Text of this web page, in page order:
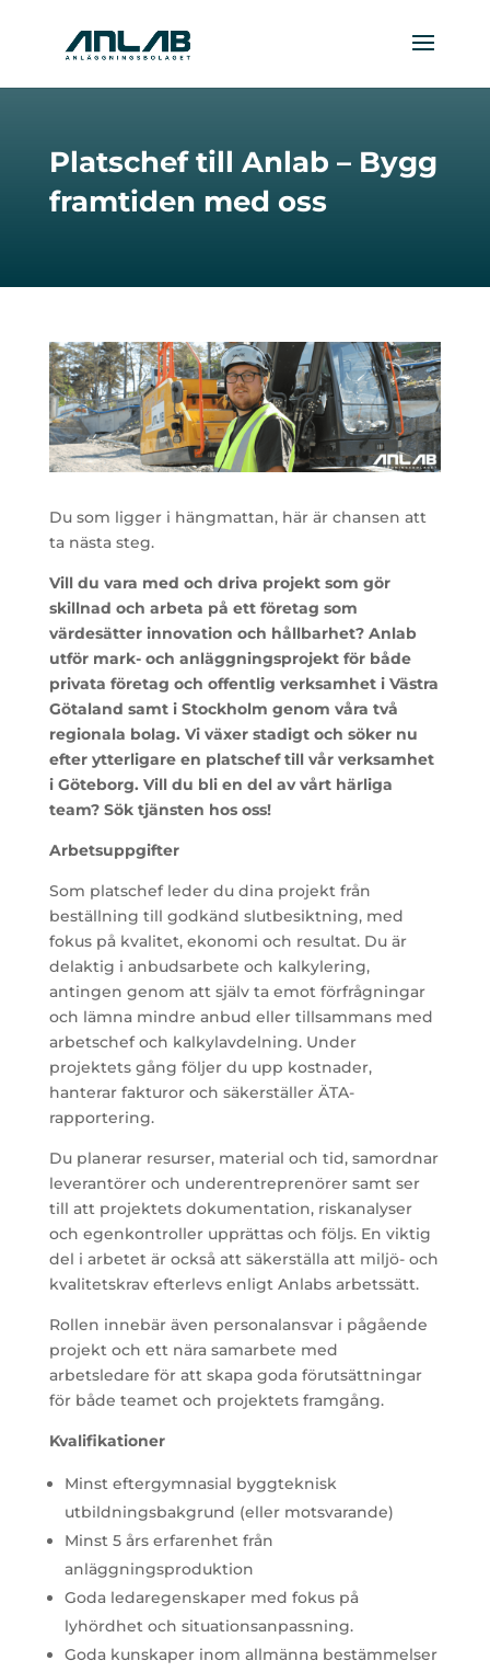
Platschef till Anlab – Bygg
framtiden med oss
Du som ligger i hängmattan, här är chansen att
ta nästa steg.
Vill du vara med och driva projekt som gör
skillnad och arbeta på ett företag som
värdesätter innovation och hållbarhet? Anlab
utför mark- och anläggningsprojekt för både
privata företag och offentlig verksamhet i Västra
Götaland samt i Stockholm genom våra två
regionala bolag. Vi växer stadigt och söker nu
efter ytterligare en platschef till vår verksamhet
i Göteborg. Vill du bli en del av vårt härliga
team? Sök tjänsten hos oss!
Arbetsuppgifter
Som platschef leder du dina projekt från
beställning till godkänd slutbesiktning, med
fokus på kvalitet, ekonomi och resultat. Du är
delaktig i anbudsarbete och kalkylering,
antingen genom att själv ta emot förfrågningar
och lämna mindre anbud eller tillsammans med
arbetschef och kalkylavdelning. Under
projektets gång följer du upp kostnader,
hanterar fakturor och säkerställer ÄTA-
rapportering.
Du planerar resurser, material och tid, samordnar
leverantörer och underentreprenörer samt ser
till att projektets dokumentation, riskanalyser
och egenkontroller upprättas och följs. En viktig
del i arbetet är också att säkerställa att miljö- och
kvalitetskrav efterlevs enligt Anlabs arbetssätt.
Rollen innebär även personalansvar i pågående
projekt och ett nära samarbete med
arbetsledare för att skapa goda förutsättningar
för både teamet och projektets framgång.
Kvalifikationer
Minst eftergymnasial byggteknisk
utbildningsbakgrund (eller motsvarande)
Minst 5 års erfarenhet från
anläggningsproduktion
Goda ledaregenskaper med fokus på
lyhördhet och situationsanpassning.
Goda kunskaper inom allmänna bestämmelser